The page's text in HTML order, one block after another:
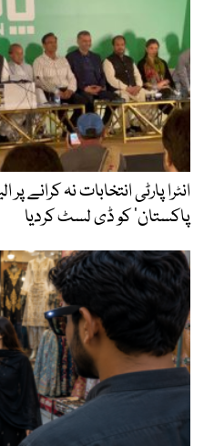
انٹرا پارٹی انتخابات نہ کرانے
پاکستان‘ کو ڈی لسٹ کردیا